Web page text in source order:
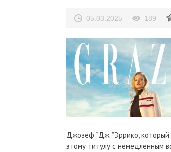
05.03.2025 189
Джозеф “Дж. ”Эррико,
этому титулу с немедленным